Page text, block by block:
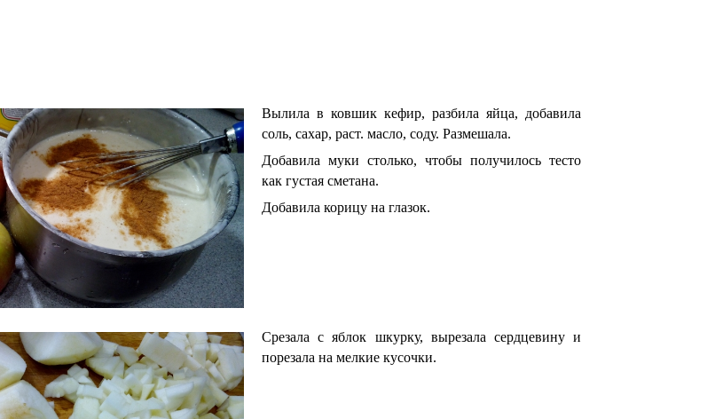
Вылила в ковшик кефир, разбила яйца, добавила
соль, сахар, раст. масло, соду. Размешала.
Добавила муки столько, чтобы получилось тесто
как густая сметана.
Добавила корицу на глазок.
Срезала с яблок шкурку, вырезала сердцевину и
порезала на мелкие кусочки.